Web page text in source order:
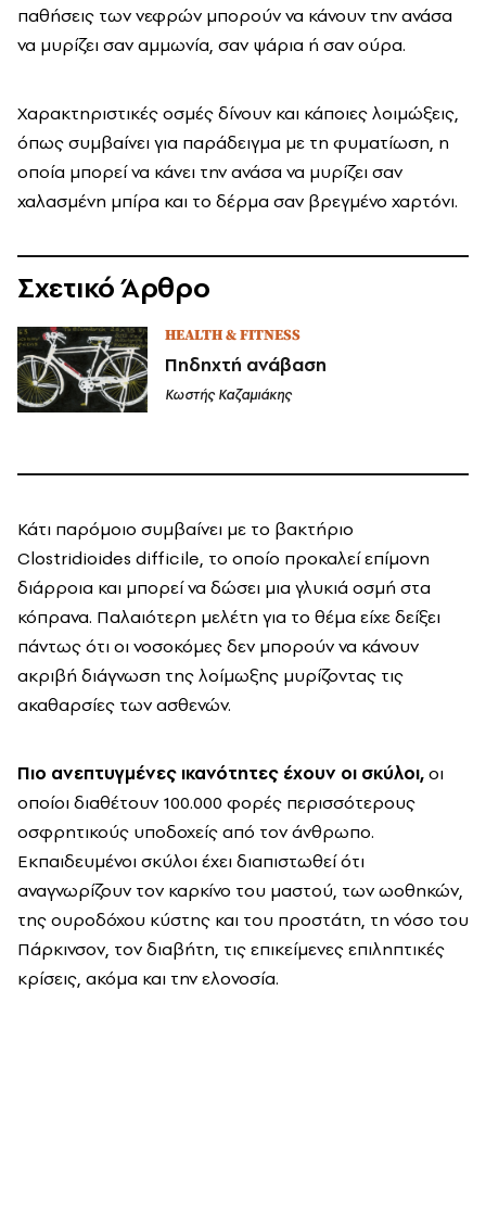
παθήσεις των νεφρών μπορούν να κάνουν την ανάσα
να μυρίζει σαν αμμωνία, σαν ψάρια ή σαν ούρα.
Χαρακτηριστικές οσμές δίνουν και κάποιες λοιμώξεις,
όπως συμβαίνει για παράδειγμα με τη φυματίωση, η
οποία μπορεί να κάνει την ανάσα να μυρίζει σαν
χαλασμένη μπίρα και το δέρμα σαν βρεγμένο χαρτόνι.
Σχετικό Άρθρο
HEALTH & FITNESS
Πηδηχτή ανάβαση
Κωστής Καζαμιάκης
Κάτι παρόμοιο συμβαίνει με το βακτήριο
Clostridioides difficile, το οποίο προκαλεί επίμονη
διάρροια και μπορεί να δώσει μια γλυκιά οσμή στα
κόπρανα. Παλαιότερη μελέτη για το θέμα είχε δείξει
πάντως ότι οι νοσοκόμες δεν μπορούν να κάνουν
ακριβή διάγνωση της λοίμωξης μυρίζοντας τις
ακαθαρσίες των ασθενών.
Πιο ανεπτυγμένες ικανότητες έχουν οι σκύλοι,οι
οποίοι διαθέτουν 100.000 φορές περισσότερους
οσφρητικούς υποδοχείς από τον άνθρωπο.
Εκπαιδευμένοι σκύλοι έχει διαπιστωθεί ότι
αναγνωρίζουν τον καρκίνο του μαστού, των ωοθηκών,
της ουροδόχου κύστης και του προστάτη, τη νόσο του
Πάρκινσον, τον διαβήτη, τις επικείμενες επιληπτικές
κρίσεις, ακόμα και την ελονοσία.